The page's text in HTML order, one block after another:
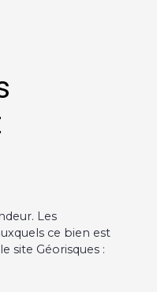
Les
ce bien est
site Géorisques :